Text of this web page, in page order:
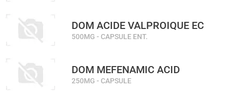
DOM ACIDE VALPROIQUE EC
500MG - CAPSULE ENT.
DOM MEFENAMIC ACID
250MG - CAPSULE